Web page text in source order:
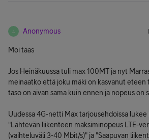
A Anonymous
Moi taas
Jos Heinäkuussa tuli max 100MT ja nyt
meinaatko että joku mäki on kasvanut eteen
taso on aivan sama kuin ennen ja nopeus on
Uudessa 4G-netti Max tarjousehdoissa lukee
"Lähtevän liikenteen maksiminopeus LTE-
(vaihteluväli 3-40 Mbit/s)" ja "Saapuvan